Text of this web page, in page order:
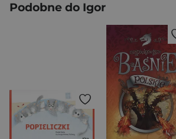
Podobne do Igor